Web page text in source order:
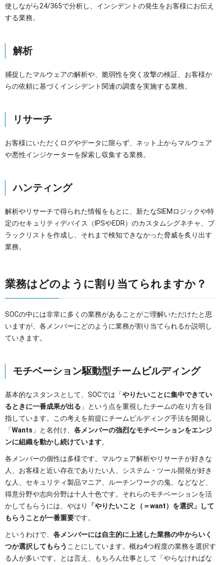
使しながら24/365で分析し、インシデントの発生をお客様にお伝え
する業務。
解析
捕捉したマルウェアの解析や、脆弱性を突く攻撃の検証、お客様か
らの依頼に基づくインシデント関連の調査を実施する業務。
リサーチ
お客様にいただくログやデータに限らず、ネット上からマルウェア
や悪性インジケーターを探索し収集する業務。
ハンティング
解析やリサーチで得られた情報をもとに、新たなSIEMロジックや特
定のセキュリティデバイス（IPSやEDR）のカスタムシグネチャ、ブ
ラックリストを作成し、それまで検知できなかった脅威を炙り出す
業務。
業務はどのように割り当てられますか？
SOCの中には非常に多くの業務があることがご理解いただけたと思
いますが、各メンバーにどのように業務が割り当てられるか説明し
ていきます。
モチベーション駆動型チームビルディング
基本的なスタンスとして、SOCでは「やりたいことに集中できてい
るときに一番成果が出る 」という点を重視したチームの在り方を目
指しています。この考えを前提にチームビルディング手法を開発し
「Wants 」と名付け、 各メンバーの強烈なモチベーションをエンジ
ンに組織を動かし続けています。
各メンバーの個性は多様です。マルウェア解析やリサーチが好きな
人、お客様と近い存在でありたい人、システム・ツール開発が好き
な人、セキュリティ製品マニア、ルーチンワークの鬼、などなど、
得意分野や志向分野は十人十色です。それらのモチベーションを活
かしてもらうには、やはり
「やりたいこと（＝want）を選択」して
もらうことが一番重要です。
というわけで、 各メンバーには自主的に上述した業務の中からいく
つか選択してもらう ことにしています。概ね4つ程度の業務を選択す
る人が多いです。とは言え、もちろん仕事として「やらなければな